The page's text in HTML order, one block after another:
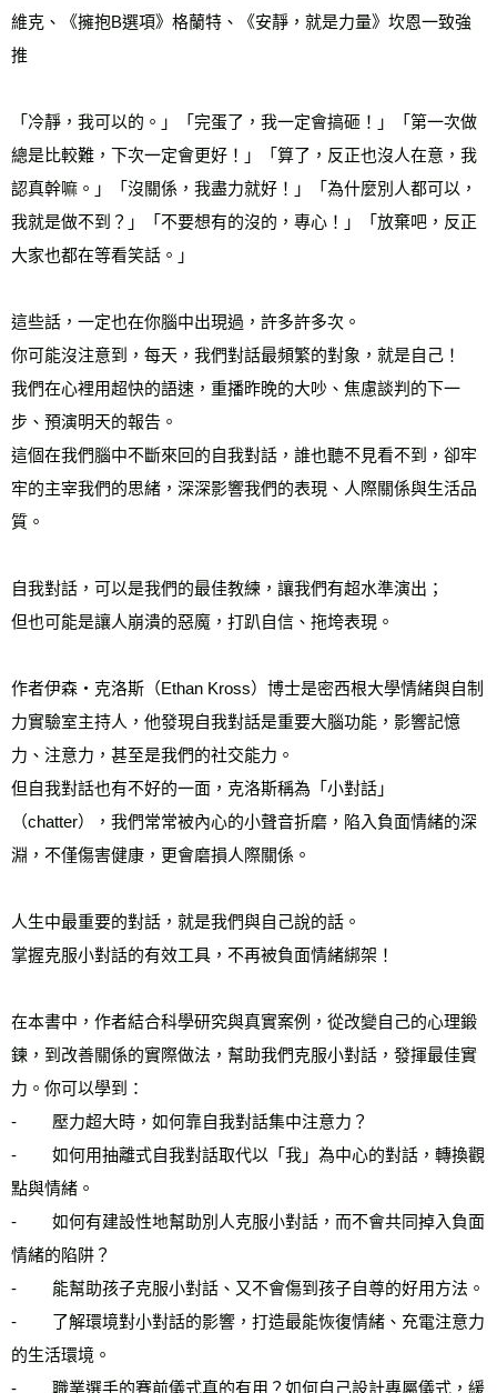
維克、《擁抱B選項》格蘭特、《安靜，就是力量》坎恩一致強
推
「冷靜，我可以的。」「完蛋了，我一定會搞砸！」「第一次做
總是比較難，下次一定會更好！」「算了，反正也沒人在意，我
認真幹嘛。」「沒關係，我盡力就好！」「為什麼別人都可以，
我就是做不到？」「不要想有的沒的，專心！」「放棄吧，反正
大家也都在等看笑話。」
這些話，一定也在你腦中出現過，許多許多次。
你可能沒注意到，每天，我們對話最頻繁的對象，就是自己！
我們在心裡用超快的語速，重播昨晚的大吵、焦慮談判的下一
步、預演明天的報告。
這個在我們腦中不斷來回的自我對話，誰也聽不見看不到，卻牢
牢的主宰我們的思緒，深深影響我們的表現、人際關係與生活品
質。
自我對話，可以是我們的最佳教練，讓我們有超水準演出；
但也可能是讓人崩潰的惡魔，打趴自信、拖垮表現。
作者伊森‧克洛斯（Ethan Kross）博士是密西根大學情緒與自制
力實驗室主持人，他發現自我對話是重要大腦功能，影響記憶
力、注意力，甚至是我們的社交能力。
但自我對話也有不好的一面，克洛斯稱為「小對話」
（chatter），我們常常被內心的小聲音折磨，陷入負面情緒的深
淵，不僅傷害健康，更會磨損人際關係。
人生中最重要的對話，就是我們與自己說的話。
掌握克服小對話的有效工具，不再被負面情緒綁架！
在本書中，作者結合科學研究與真實案例，從改變自己的心理鍛
鍊，到改善關係的實際做法，幫助我們克服小對話，發揮最佳實
力。你可以學到：
-        壓力超大時，如何靠自我對話集中注意力？
-        如何用抽離式自我對話取代以「我」為中心的對話，轉換觀
點與情緒。
-        如何有建設性地幫助別人克服小對話，而不會共同掉入負面
情緒的陷阱？
-        能幫助孩子克服小對話、又不會傷到孩子自尊的好用方法。
-        了解環境對小對話的影響，打造最能恢復情緒、充電注意力
的生活環境。
-        職業選手的賽前儀式真的有用？如何自己設計專屬儀式，緩